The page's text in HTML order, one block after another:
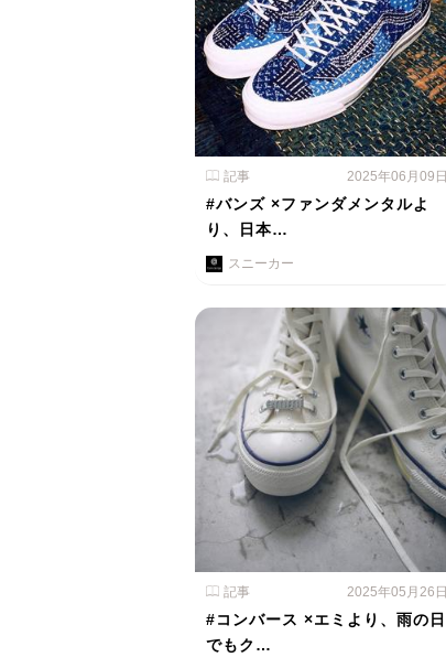
記事 2025年06月09日
#バンズ ×ファンダメンタルよ
り、日本…
スニーカー
記事 2025年05月26日
#コンバース ×エミより、雨の日
でもク…